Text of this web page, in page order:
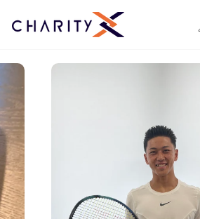
キ